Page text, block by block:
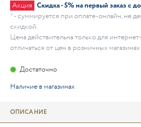
Акция Скидка - 5% на первый заказ с
* - суммируется при оплате-онлайн, не
скидкой.
Цена действительна только для
отличаться от цен в розничных магазинах
Достаточно
Наличие в магазинах
ОПИСАНИЕ